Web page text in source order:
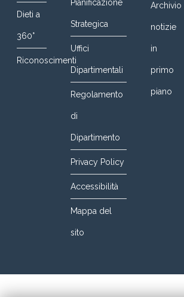
Dieti a
360°
Riconoscimenti
Pianificazione
Strategica
Uffici
Dipartimentali
Regolamento
di
Dipartimento
Privacy Policy
Accessibilità
Mappa del
sito
Archivio
notizie
in
primo
piano
© 2016 DIETI@UniNa. All Rights